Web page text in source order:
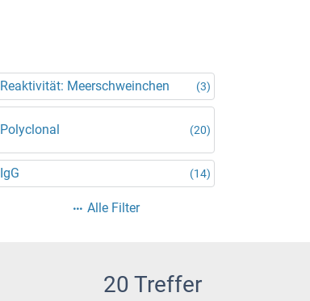
Reaktivität: Meerschweinchen (3)
Polyclonal (20)
IgG (14)
Alle Filter
20 Treffer